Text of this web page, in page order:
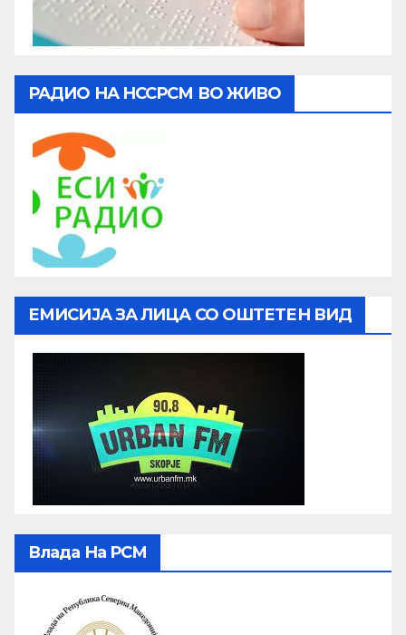
РАДИО НА НССРСМ ВО ЖИВО
ЕМИСИЈА ЗА ЛИЦА СО ОШТЕТЕН ВИД
Влада На РСМ